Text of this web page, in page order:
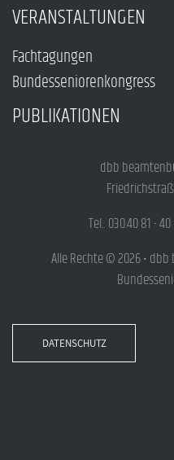
VERANSTALTUNGEN
Fachtagungen
Bundesseniorenkongress
PUBLIKATIONEN
dbb
Tel.: 030.40 81 -
Alle Rechte © 2026 •
DATENSCHUTZ